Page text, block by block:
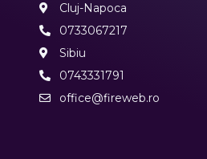
Cluj-Napoca
0733067217
Sibiu
0743331791
office@fireweb.ro